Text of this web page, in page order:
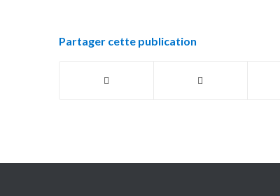
Partager cette publication